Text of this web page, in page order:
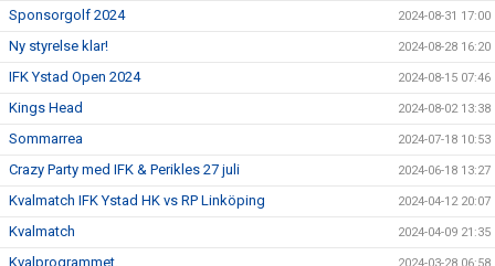
Sponsorgolf 2024 2024-08-31 17:00
Ny styrelse klar! 2024-08-28 16:20
IFK Ystad Open 2024 2024-08-15 07:46
Kings Head 2024-08-02 13:38
Sommarrea 2024-07-18 10:53
Crazy Party med IFK & Perikles 27 juli 2024-06-18 13:27
Kvalmatch IFK Ystad HK vs RP Linköping 2024-04-12 20:07
Kvalmatch 2024-04-09 21:35
Kvalprogrammet.